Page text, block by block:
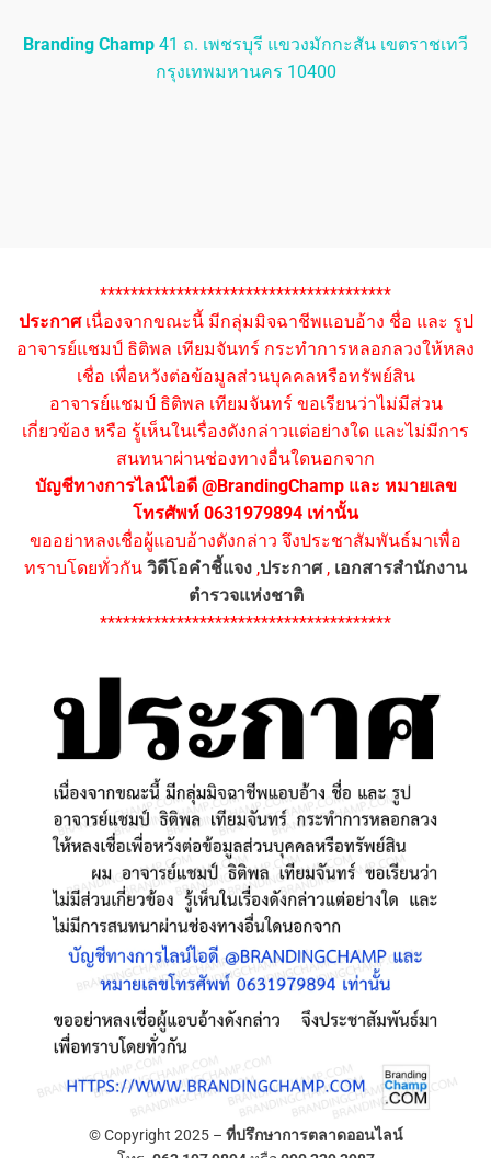
Branding Champ 41 ถ. เพชรบุรี แขวงมักกะสัน เขตราชเทวี
กรุงเทพมหานคร 10400
**************************************
ประกาศเนื่องจากขณะนี้ มีกลุ่มมิจฉาชีพแอบอ้าง ชื่อ และ รูป
อาจารย์แชมป์ ธิติพล เทียมจันทร์ กระทำการหลอกลวงให้หลง
เชื่อ เพื่อหวังต่อข้อมูลส่วนบุคคลหรือทรัพย์สิน
อาจารย์แชมป์ ธิติพล เทียมจันทร์ ขอเรียนว่าไม่มีส่วน
เกี่ยวข้อง หรือ รู้เห็นในเรื่องดังกล่าวแต่อย่างใด และไม่มีการ
สนทนาผ่านช่องทางอื่นใดนอกจาก
บัญชีทางการไลน์ไอดี @BrandingChamp และ หมายเลข
โทรศัพท์ 0631979894 เท่านั้น
ขออย่าหลงเชื่อผู้แอบอ้างดังกล่าว จึงประชาสัมพันธ์มาเพื่อ
ทราบโดยทั่วกัน วิดีโอคำชี้แจง ,ประกาศ, เอกสารสำนักงาน
ตำรวจแห่งชาติ
**************************************
© Copyright 2025 – ที่ปรึกษาการตลาดออนไลน์